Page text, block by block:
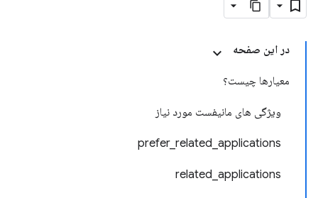
در این صفحه
معیارها چیست؟
ویژگی های مانیفست مورد نیاز
prefer_related_applications
related_applications